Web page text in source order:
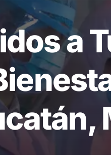
a